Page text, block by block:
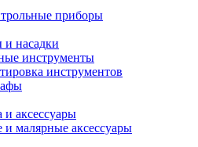
приборы
и насадки
инструменты
инструментов
аксессуары
малярные аксессуары